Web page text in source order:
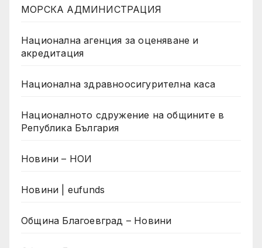
МОРСКА АДМИНИСТРАЦИЯ
Национална агенция за оценяване и
акредитация
Национална здравноосигурителна каса
Националното сдружение на общините в
Република България
Новини – НОИ
Новини | eufunds
Община Благоевград – Новини